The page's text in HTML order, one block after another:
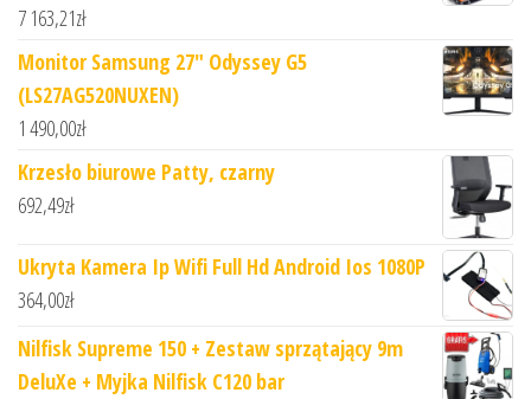
7 163,21zł
Monitor Samsung 27" Odyssey G5
(LS27AG520NUXEN)
1 490,00zł
Krzesło biurowe Patty, czarny
692,49zł
Ukryta Kamera Ip Wifi Full Hd Android Ios 1080P
364,00zł
Nilfisk Supreme 150 + Zestaw sprzątający 9m
DeluXe + Myjka Nilfisk C120 bar